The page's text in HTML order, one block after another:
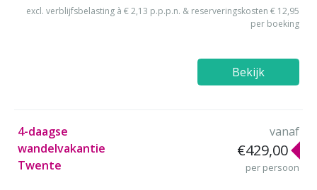
excl. verblijfsbelasting à € 2,13 p.p.p.n. & reserveringskosten € 12,95
per boeking
Bekijk
4-daagse
wandelvakantie
Twente
vanaf
€429,00
per persoon